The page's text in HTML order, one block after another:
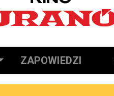
ZAPOWIEDZI